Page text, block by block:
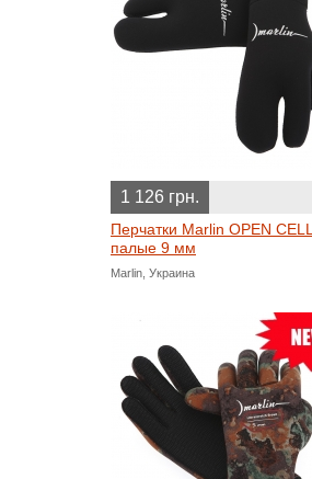
1 126 грн.
Перчатки Marlin OPEN
палые 9 мм
Marlin, Украина